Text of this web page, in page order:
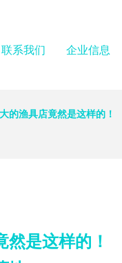
联系我们 企业信息
的渔具店竟然是这样的！
是这样的！